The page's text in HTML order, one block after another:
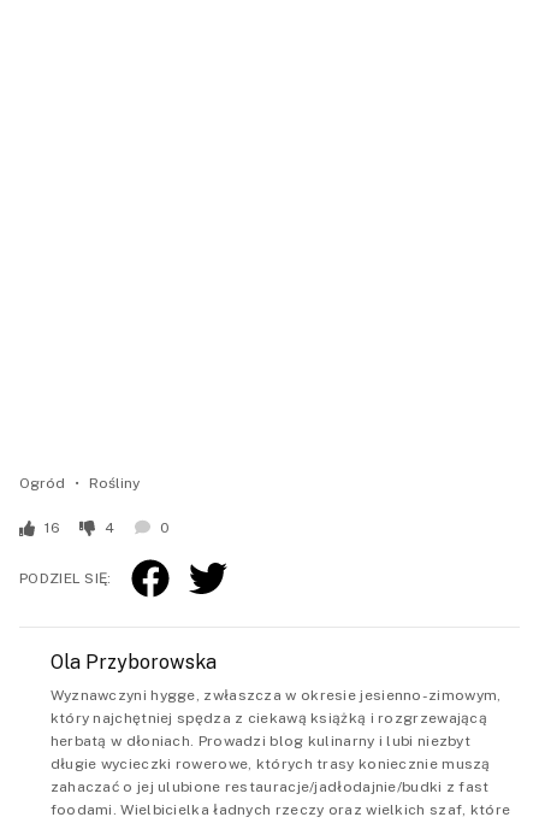
Ogród Rośliny
16 4 0
PODZIEL SIĘ:
Ola Przyborowska
Wyznawczyni hygge, zwłaszcza w okresie jesienno-zimowym,
który najchętniej spędza z ciekawą książką i rozgrzewającą
herbatą w dłoniach. Prowadzi blog kulinarny i lubi niezbyt
długie wycieczki rowerowe, których trasy koniecznie muszą
zahaczać o jej ulubione restauracje/jadłodajnie/budki z fast
foodami. Wielbicielka ładnych rzeczy oraz wielkich szaf, które